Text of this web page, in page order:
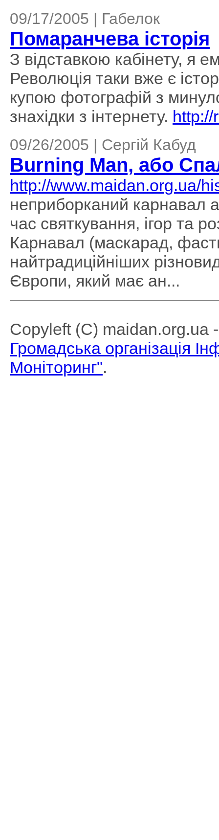
09/17/2005 | Габелок
Помаранчева історія
З відставкою кабінету, я
Революція таки вже є
купою фотографій з
знахідки з інтернету. http://
09/26/2005 | Сергій Кабуд
Burning Man, або
http://www.maidan.org.ua/
неприборканий карнавал
час святкування, ігор та
Карнавал (маскарад,
найтрадиційніших
Європи, який має ан...
Copyleft (C) maidan.org.ua
Громадська організація
Моніторинг".